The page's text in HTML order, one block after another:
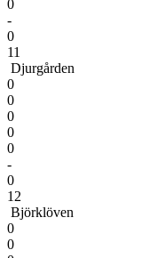
0
-
0
11
Djurgården
0
0
0
0
0
-
0
12
Björklöven
0
0